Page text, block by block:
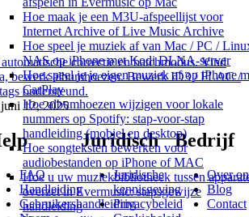
Hoe maak je een M3U-afspeellijst voor
Internet Archive of Live Music Archive
Hoe speel je muziek af van Mac / PC /
NAS op iPhone met Kodi DLNA-server
Hoe speel je je eigen muziek af op iPhone
CarPlay
Hoe albumhoezen wijzigen voor lokale
nummers op Spotify: stap-voor-stap
handleiding (mobiel en desktop)
Hoe songteksten bewerken voor
audiobestanden op iPhone of MAC
Hoe u uw muziekbibliotheek tussen
overzet in Evermusic: stapsgewijze
handleiding
correctie en batchmodus. Vind
bewerk albumhoezen. Bewerk ID3 / FLAC /
ondersteund.
juni 12, 2025
FAQ
Handleiding
Gebruikershandleiding
Juridisch
Juridische
kennisgeving
Privacybeleid
Bedrijf
Over
Blog
Contact